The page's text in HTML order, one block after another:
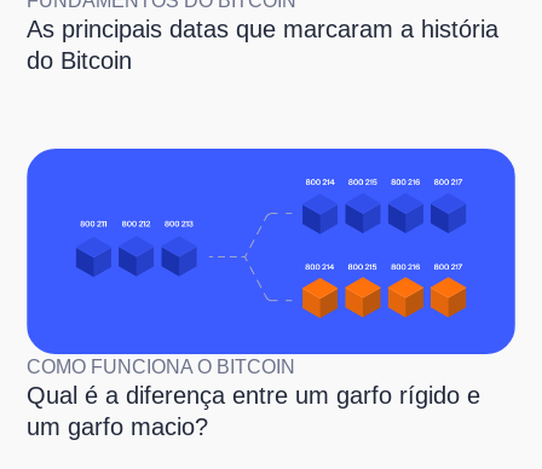
As principais datas que marcaram a história
do Bitcoin
COMO FUNCIONA O BITCOIN
Qual é a diferença entre um garfo rígido e
um garfo macio?